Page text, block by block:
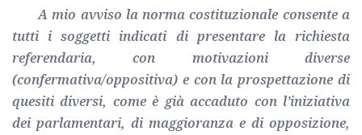
A mio avviso la norma costituzionale consente a
tutti i soggetti indicati di presentare la richiesta
referendaria, con motivazioni diverse
(confermativa/oppositiva) e con la prospettazione di
quesiti diversi, come è già accaduto con l’iniziativa
dei parlamentari, di maggioranza e di opposizione,